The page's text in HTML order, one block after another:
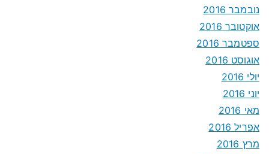
נובמבר 2016
אוקטובר 2016
ספטמבר 2016
אוגוסט 2016
יולי 2016
יוני 2016
מאי 2016
אפריל 2016
מרץ 2016